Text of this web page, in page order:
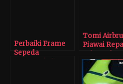
Perbaiki Frame
Sepeda
Tomi
Piawai
Sepeda